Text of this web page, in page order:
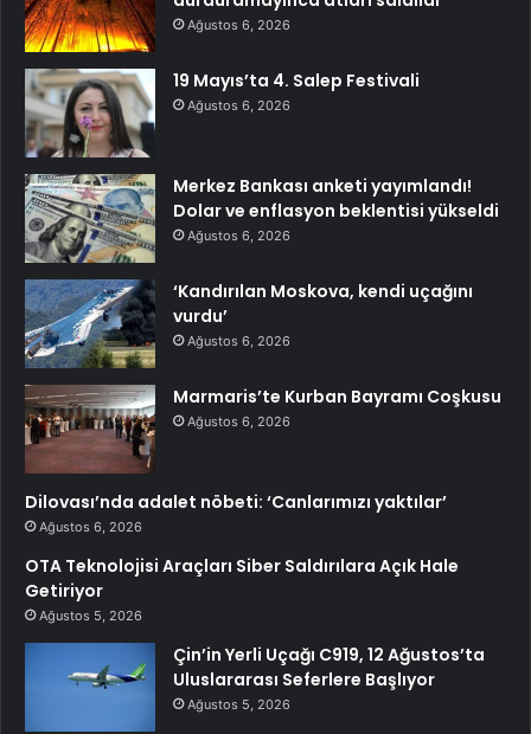
Ağustos 6, 2026
19 Mayıs’ta 4. Salep Festivali
Ağustos 6, 2026
Merkez Bankası anketi yayımlandı!
Dolar ve enflasyon beklentisi yükseldi
Ağustos 6, 2026
‘Kandırılan Moskova, kendi uçağını
vurdu’
Ağustos 6, 2026
Marmaris’te Kurban Bayramı Coşkusu
Ağustos 6, 2026
Dilovası’nda adalet nöbeti: ‘Canlarımızı yaktılar’
Ağustos 6, 2026
OTA Teknolojisi Araçları Siber Saldırılara Açık Hale
Getiriyor
Ağustos 5, 2026
Çin’in Yerli Uçağı C919, 12 Ağustos’ta
Uluslararası Seferlere Başlıyor
Ağustos 5, 2026